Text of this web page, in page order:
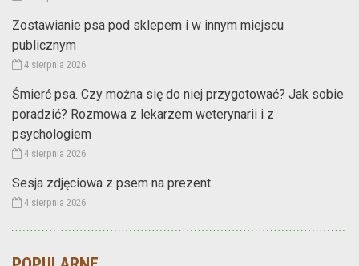
Zostawianie psa pod sklepem i w innym miejscu
publicznym
4 sierpnia 2026
Śmierć psa. Czy można się do niej przygotować? Jak sobie
poradzić? Rozmowa z lekarzem weterynarii i z
psychologiem
4 sierpnia 2026
Sesja zdjęciowa z psem na prezent
4 sierpnia 2026